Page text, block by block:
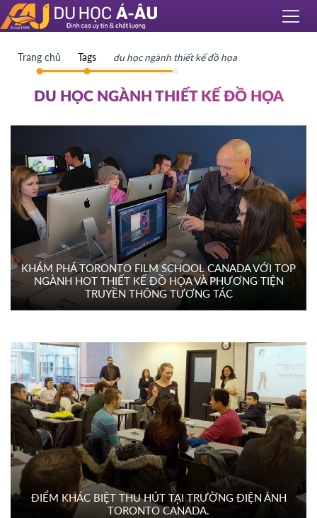
Trang chủ Tags du học ngành thiết kế đồ họa
DU HỌC NGÀNH THIẾT KẾ ĐỒ HỌA
KHÁM PHÁ TORONTO FILM SCHOOL CANADA VỚI TOP
NGÀNH HOT THIẾT KẾ ĐỒ HỌA VÀ PHƯƠNG TIỆN
TRUYỀN THÔNG TƯƠNG TÁC
ĐIỂM KHÁC BIỆT THU HÚT TẠI TRƯỜNG ĐIỆN ẢNH
TORONTO CANADA.